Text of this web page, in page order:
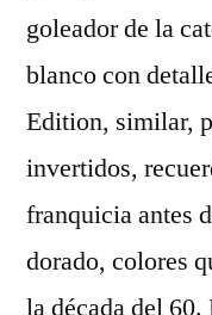
goleador de la
blanco con
Edition, similar,
invertidos,
franquicia antes
dorado, colores
la década del